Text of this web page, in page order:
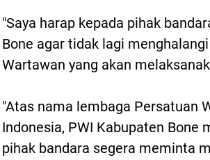
"Saya harap kepada pihak
Bone agar tidak lagi
Wartawan yang akan
"Atas nama lembaga Persatuan
Indonesia, PWI Kabupaten Bone
pihak bandara segera meminta